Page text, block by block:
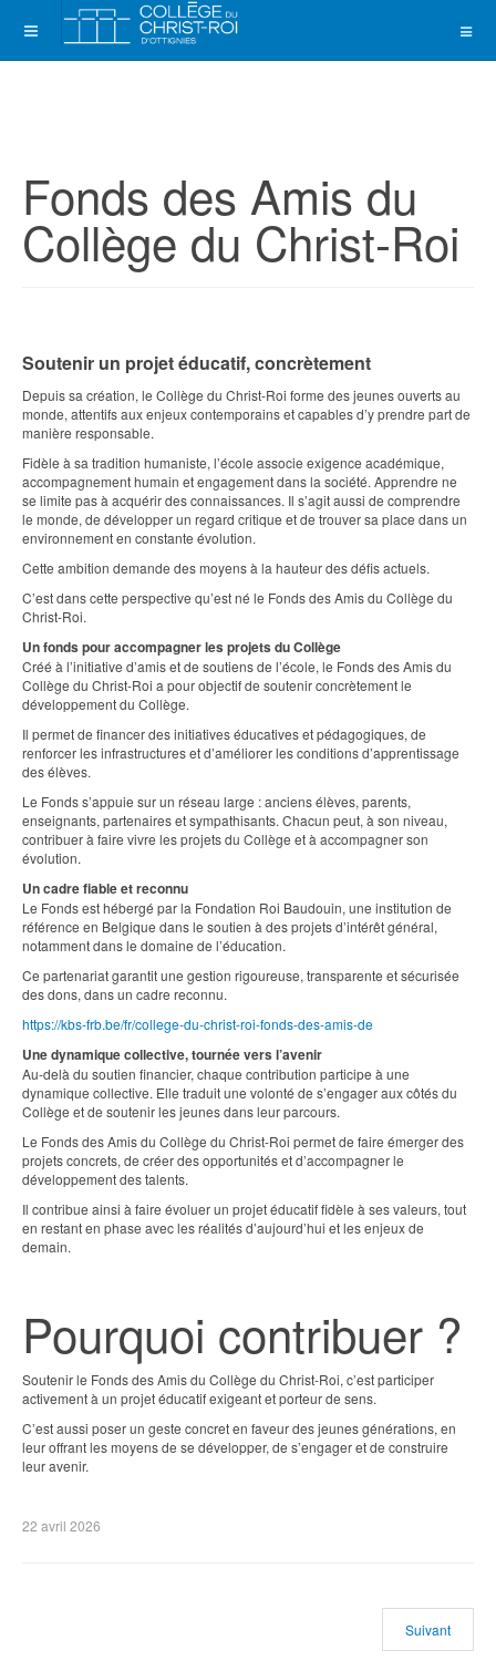
Fonds des Amis du
Collège du Christ-Roi
Soutenir un projet éducatif, concrètement
Depuis sa création, le Collège du Christ-Roi forme des jeunes ouverts au
monde, attentifs aux enjeux contemporains et capables d’y prendre part de
manière responsable.
Fidèle à sa tradition humaniste, l’école associe exigence académique,
accompagnement humain et engagement dans la société. Apprendre ne
se limite pas à acquérir des connaissances. Il s’agit aussi de comprendre
le monde, de développer un regard critique et de trouver sa place dans un
environnement en constante évolution.
Cette ambition demande des moyens à la hauteur des défis actuels.
C’est dans cette perspective qu’est né le Fonds des Amis du Collège du
Christ-Roi.
Un fonds pour accompagner les projets du Collège
Créé à l’initiative d’amis et de soutiens de l’école, le Fonds des Amis du
Collège du Christ-Roi a pour objectif de soutenir concrètement le
développement du Collège.
Il permet de financer des initiatives éducatives et pédagogiques, de
renforcer les infrastructures et d’améliorer les conditions d’apprentissage
des élèves.
Le Fonds s’appuie sur un réseau large : anciens élèves, parents,
enseignants, partenaires et sympathisants. Chacun peut, à son niveau,
contribuer à faire vivre les projets du Collège et à accompagner son
évolution.
Un cadre fiable et reconnu
Le Fonds est hébergé par la Fondation Roi Baudouin, une institution de
référence en Belgique dans le soutien à des projets d’intérêt général,
notamment dans le domaine de l’éducation.
Ce partenariat garantit une gestion rigoureuse, transparente et sécurisée
des dons, dans un cadre reconnu.
https://kbs-frb.be/fr/college-du-christ-roi-fonds-des-amis-de
Une dynamique collective, tournée vers l’avenir
Au-delà du soutien financier, chaque contribution participe à une
dynamique collective. Elle traduit une volonté de s’engager aux côtés du
Collège et de soutenir les jeunes dans leur parcours.
Le Fonds des Amis du Collège du Christ-Roi permet de faire émerger des
projets concrets, de créer des opportunités et d’accompagner le
développement des talents.
Il contribue ainsi à faire évoluer un projet éducatif fidèle à ses valeurs, tout
en restant en phase avec les réalités d’aujourd’hui et les enjeux de
demain.
Pourquoi contribuer ?
Soutenir le Fonds des Amis du Collège du Christ-Roi, c’est participer
activement à un projet éducatif exigeant et porteur de sens.
C’est aussi poser un geste concret en faveur des jeunes générations, en
leur offrant les moyens de se développer, de s’engager et de construire
leur avenir.
22 avril 2026
Suivant